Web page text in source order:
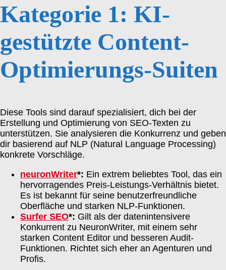
Kategorie 1: KI-
gestützte Content-
Optimierungs-Suiten
Diese Tools sind darauf spezialisiert, dich bei der
Erstellung und Optimierung von SEO-Texten zu
unterstützen. Sie analysieren die Konkurrenz und geben
dir basierend auf NLP (Natural Language Processing)
konkrete Vorschläge.
neuronWriter*: Ein extrem beliebtes Tool, das ein
hervorragendes Preis-Leistungs-Verhältnis bietet.
Es ist bekannt für seine benutzerfreundliche
Oberfläche und starken NLP-Funktionen.
Surfer SEO*: Gilt als der datenintensivere
Konkurrent zu NeuronWriter, mit einem sehr
starken Content Editor und besseren Audit-
Funktionen. Richtet sich eher an Agenturen und
Profis.